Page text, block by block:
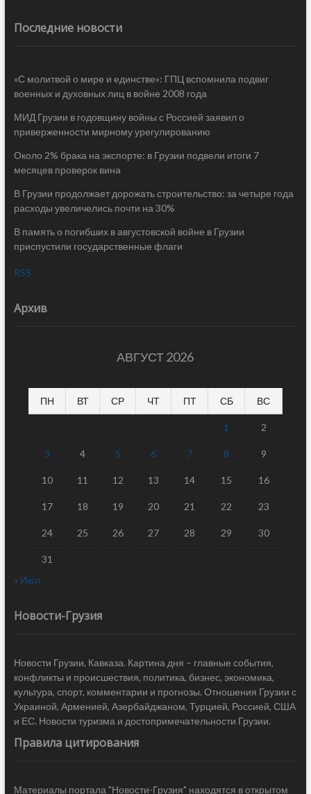
Последние новости
«С молитвой о мире и единстве»: ГПЦ вспомнила подвиг
военных и духовных лиц в войне 2008 года
МИД Грузии в годовщину войны с Россией заявил о
приверженности мирному урегулированию
Около 2% брака на экспорте: в Грузии подвели итоги 7
месяцев проверок вина
В Грузии продолжает дорожать строительство: за четыре года
расходы увеличелись почти на 30%
В память о погибших в августовской войне в Грузии
приспустили государственные флаги
RSS
Архив
АВГУСТ 2026
ПН ВТ СР ЧТ ПТ СБ ВС
1 2
3 4 5 6 7 8 9
10 11 12 13 14 15 16
17 18 19 20 21 22 23
24 25 26 27 28 29 30
31
« Июл
Новости-Грузия
Новости Грузии, Кавказа. Картина дня – главные события,
конфликты и происшествия, политика, бизнес, экономика,
культура, спорт, комментарии и прогнозы. Отношения Грузии с
Украиной, Арменией, Азербайджаном, Турцией, Россией, США
и ЕС. Новости туризма и достопримечательности Грузии.
Правила цитирования
Материалы портала "Новости-Грузия" находятся в открытом